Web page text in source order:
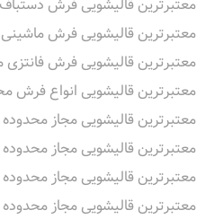
معتبرترین قالیشویی فرش
معتبرترین قالیشویی فرش
معتبرترین قالیشویی فرش
معتبرترین قالیشویی انواع فرش
معتبرترین قالیشویی مجاز
معتبرترین قالیشویی مجاز
معتبرترین قالیشویی مجاز
معتبرترین قالیشویی مجاز